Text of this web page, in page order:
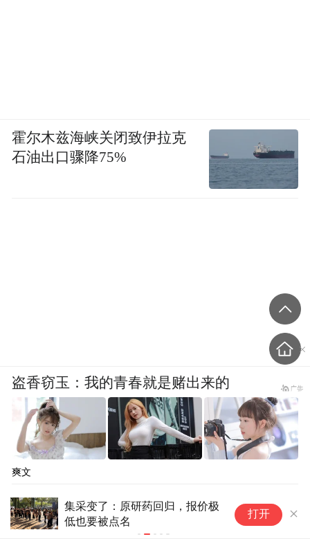
集采变了：原研药回归，报价极
低也要被点名
打开
霍尔木兹海峡关闭致伊拉克
石油出口骤降75%
盗香窃玉：我的青春就是赌出来的
爽文